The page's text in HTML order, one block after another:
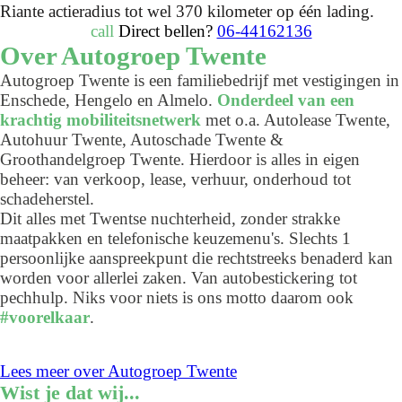
Riante actieradius tot wel 370 kilometer op één lading.
call Direct bellen? 06-44162136
Over Autogroep Twente
Autogroep Twente is een familiebedrijf met vestigingen in
Enschede, Hengelo en Almelo. Onderdeel van een
krachtig mobiliteitsnetwerk met o.a. Autolease Twente,
Autohuur Twente, Autoschade Twente &
Groothandelgroep Twente. Hierdoor is alles in eigen
beheer: van verkoop, lease, verhuur, onderhoud tot
schadeherstel.
Dit alles met Twentse nuchterheid, zonder strakke
maatpakken en telefonische keuzemenu's. Slechts 1
persoonlijke aanspreekpunt die rechtstreeks benaderd kan
worden voor allerlei zaken. Van autobestickering tot
pechhulp. Niks voor niets is ons motto daarom ook
#voorelkaar.
Lees meer over Autogroep Twente
Wist je dat wij...